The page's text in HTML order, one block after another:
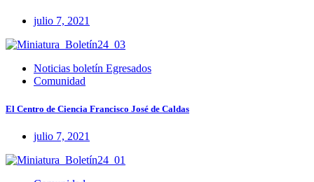
julio 7, 2021
Noticias boletín Egresados
Comunidad
El Centro de Ciencia Francisco José de Caldas
julio 7, 2021